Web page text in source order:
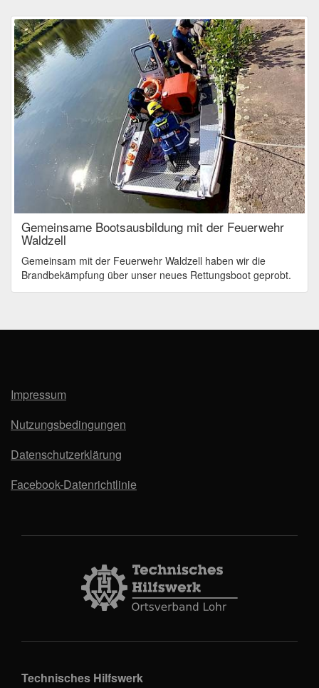
Gemeinsame Bootsausbildung mit der Feuerwehr
Waldzell
Gemeinsam mit der Feuerwehr Waldzell haben wir die
Brandbekämpfung über unser neues Rettungsboot geprobt.
Impressum
Nutzungsbedingungen
Datenschutzerklärung
Facebook-Datenrichtlinie
Technisches Hilfswerk